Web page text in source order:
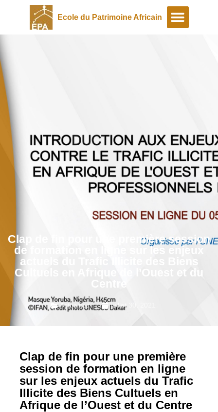
Ecole du Patrimoine Africain
Clap de fin pour une première session
de formation en ligne sur les enjeux
actuels du Trafic Illicite des Biens
Cultuels en Afrique de l’Ouest et du
Actualités juillet 30, 2021
Clap de fin pour une première
session de formation en ligne
sur les enjeux actuels du Trafic
Illicite des Biens Cultuels en
Afrique de l’Ouest et du Centre